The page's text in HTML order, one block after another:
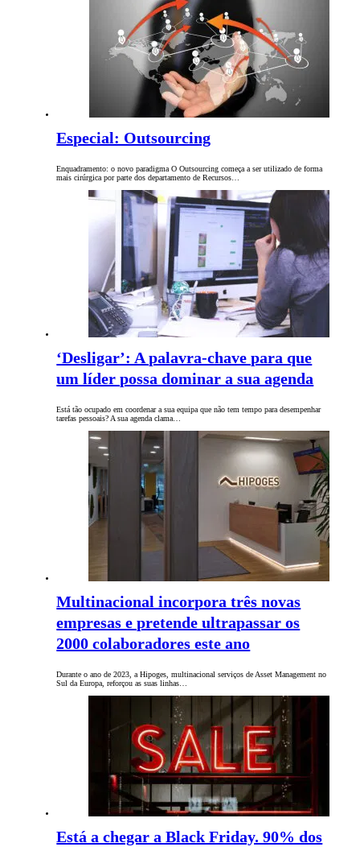
Especial: Outsourcing
Enquadramento: o novo paradigma O Outsourcing começa a ser utilizado de forma
mais cirúrgica por parte dos departamento de Recursos…
‘Desligar’: A palavra-chave para que
um líder possa dominar a sua agenda
Está tão ocupado em coordenar a sua equipa que não tem tempo para desempenhar
tarefas pessoais? A sua agenda clama…
Multinacional incorpora três novas
empresas e pretende ultrapassar os
2000 colaboradores este ano
Durante o ano de 2023, a Hipoges, multinacional serviços de Asset Management no
Sul da Europa, reforçou as suas linhas…
Está a chegar a Black Friday. 90% dos